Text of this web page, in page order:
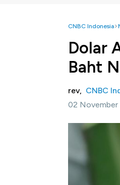
CNBC Indonesia
Dolar
Baht
rev, CNBC
02